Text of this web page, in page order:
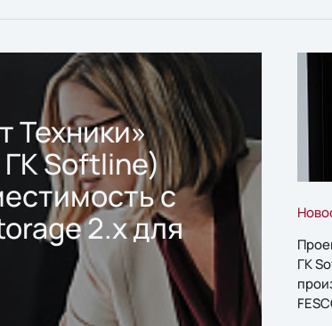
Техники»
ГК Softline)
с
2.x для
ГК